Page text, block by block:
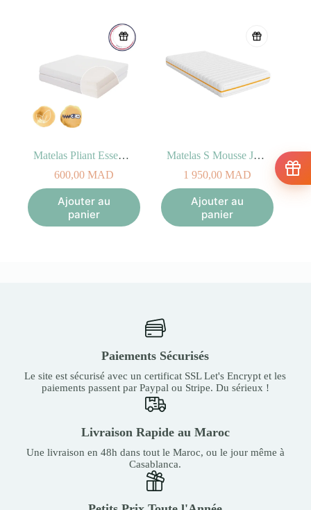
Matelas Pliant Essentiel 60x120x7cm
600,00 MAD
Ajouter au
panier
Matelas S Mousse Junior
1 950,00 MAD
Ajouter au
panier
Paiements Sécurisés
Le site est sécurisé avec un certificat SSL Let's Encrypt et les
paiements passent par Paypal ou Stripe. Du sérieux !
Livraison Rapide au Maroc
Une livraison en 48h dans tout le Maroc, ou le jour même à
Casablanca.